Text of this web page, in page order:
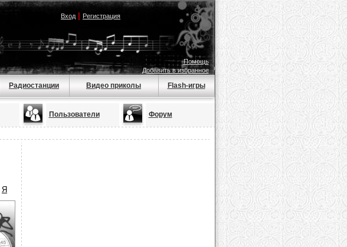
Вход| Регистрация
Помощь
Добавить в избранное
Радиостанции Видео приколы Flash-игры
Пользователи Форум
Я